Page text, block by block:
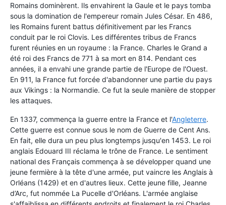
Romains dominèrent. Ils envahirent la Gaule et le pays tomba
sous la domination de l'empereur romain Jules César. En 486,
les Romains furent battus définitivement par les Francs
conduit par le roi Clovis. Les différentes tribus de Francs
furent réunies en un royaume : la France. Charles le Grand a
été roi des Francs de 771 à sa mort en 814. Pendant ces
années, il a envahi une grande partie de l'Europe de l'Ouest.
En 911, la France fut forcée d'abandonner une partie du pays
aux Vikings : la Normandie. Ce fut la seule manière de stopper
les attaques.
En 1337, commença la guerre entre la France et l'Angleterre.
Cette guerre est connue sous le nom de Guerre de Cent Ans.
En fait, elle dura un peu plus longtemps jusqu'en 1453. Le roi
anglais Edouard III réclama le trône de France. Le sentiment
national des Français commença à se développer quand une
jeune fermière à la tête d'une armée, put vaincre les Anglais à
Orléans (1429) et en d'autres lieux. Cette jeune fille, Jeanne
d’Arc, fut nommée La Pucelle d'Orléans. L'armée anglaise